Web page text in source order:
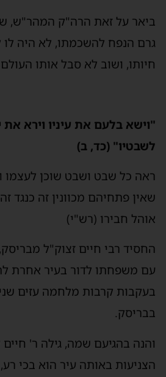
ביאר על זאת הרה"ק המהר"ש,
גרם הנפח להשכמתו, לא היה לו
חיותו, ושוב לא סבל אותו
"וישא בלעם את עיניו וירא את
לשבטיו" (כד, ב)
ראה כל שבט ושבט שוכן לעצמו
שאין פתחיהם מכוונין זה כנגד
אוהל חבירו (רש"י)
החסיד רבי חיים זצוק"ל
עם משפחתו לדור בעיר אחרת
בעקבות קרבות מלחמה עזים
בבריסק.
והנה בהגיעם שמה, גילה ר'
הצניעות באותה עיר הוא בכי